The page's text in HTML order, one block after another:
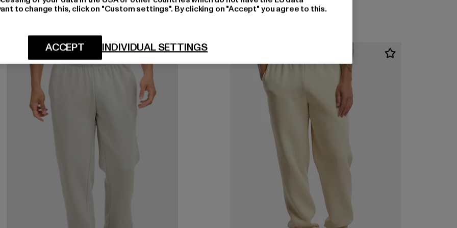
to change this, click on "Custom settings". By clicking on "Accept" you agree to this.
INDIVIDUAL SETTINGS
ACCEPT